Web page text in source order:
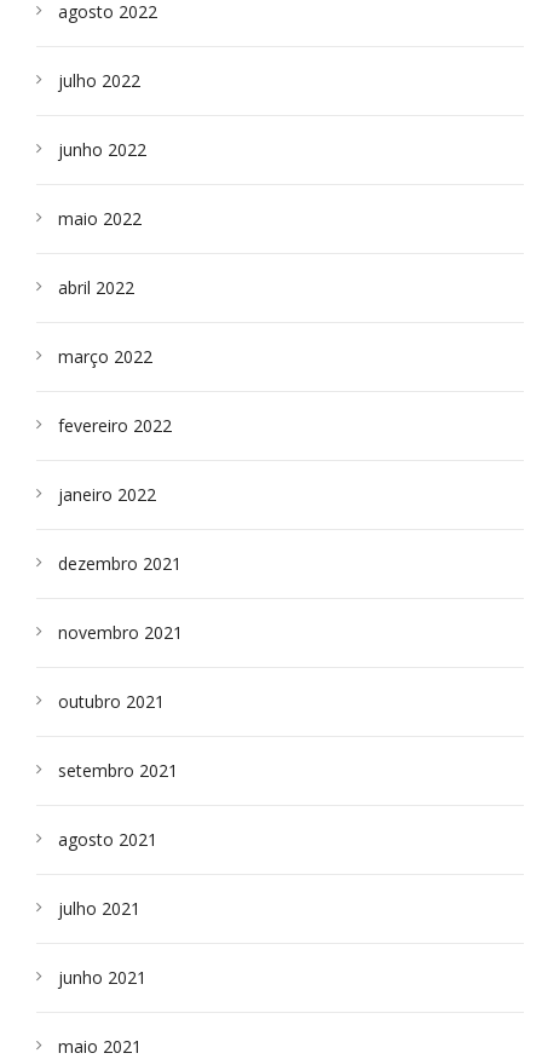
agosto 2022
julho 2022
junho 2022
maio 2022
abril 2022
março 2022
fevereiro 2022
janeiro 2022
dezembro 2021
novembro 2021
outubro 2021
setembro 2021
agosto 2021
julho 2021
junho 2021
maio 2021